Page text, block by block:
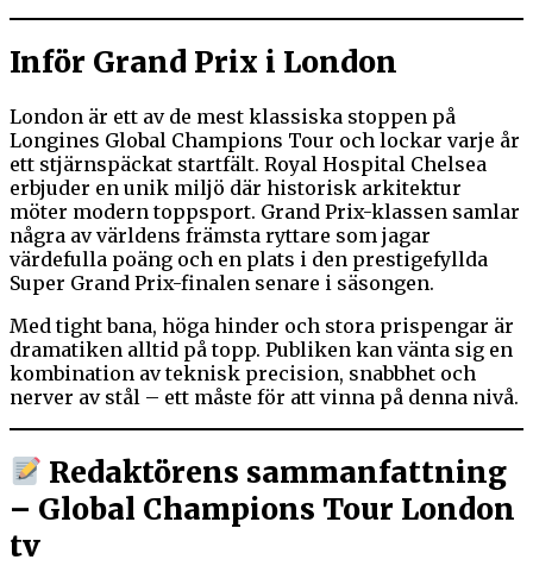
Inför Grand Prix i London
London är ett av de mest klassiska stoppen på
Longines Global Champions Tour och lockar varje år
ett stjärnspäckat startfält. Royal Hospital Chelsea
erbjuder en unik miljö där historisk arkitektur
möter modern toppsport. Grand Prix-klassen samlar
några av världens främsta ryttare som jagar
värdefulla poäng och en plats i den prestigefyllda
Super Grand Prix-finalen senare i säsongen.
Med tight bana, höga hinder och stora prispengar är
dramatiken alltid på topp. Publiken kan vänta sig en
kombination av teknisk precision, snabbhet och
nerver av stål – ett måste för att vinna på denna nivå.
Redaktörens sammanfattning
– Global Champions Tour London
tv